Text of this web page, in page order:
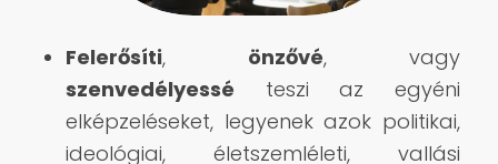
Felerősíti, önzővé, vagy
szenvedélyessé teszi az egyéni
elképzeléseket, legyenek azok politikai,
ideológiai, életszemléleti, vallási